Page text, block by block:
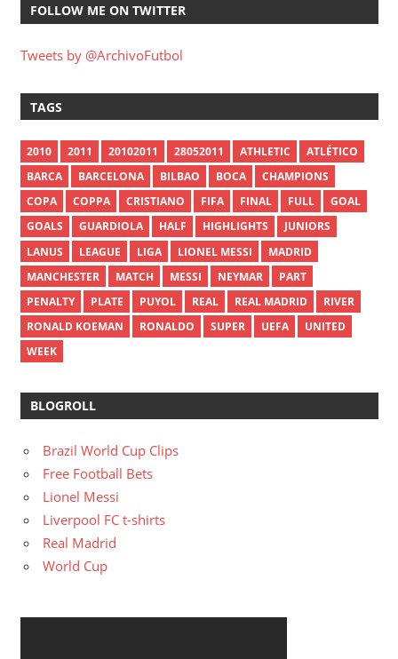
FOLLOW ME ON TWITTER
Tweets by @ArchivoFutbol
TAGS
2010 2011 20102011 28052011 ATHLETIC
ATLÉTICO
BARCA
BARCELONA BILBAO BOCA
CHAMPIONS
COPA
COPPA CRISTIANO FIFA FINAL FULL
GOAL
GOALS
GUARDIOLA HALF HIGHLIGHTS
JUNIORS
LANUS
LEAGUE LIGA LIONEL MESSI
MADRID
MANCHESTER
MATCH MESSI NEYMAR
PART
PENALTY
PLATE PUYOL REAL REAL MADRID
RIVER
RONALD KOEMAN
RONALDO SUPER UEFA
UNITED
WEEK
BLOGROLL
Brazil World Cup Clips
Free Football Bets
Lionel Messi
Liverpool FC t-shirts
Real Madrid
World Cup